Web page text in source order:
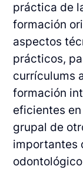
práctica de
formación
aspectos
prácticos,
currículums
formación
eficientes
grupal de
importantes